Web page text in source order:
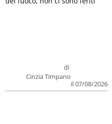
di
Cinzia Timpano
il 07/08/2026